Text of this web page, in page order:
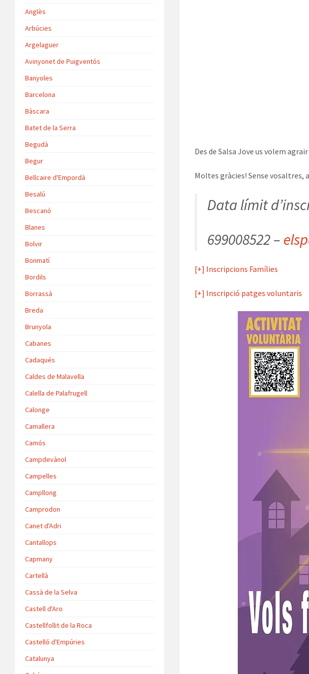
Des de Salsa Jove us volem
Moltes gràcies! Sense vosaltres,
Data límit
699008522 –
[+] Inscripcions Famílies
[+] Inscripció patges voluntaris
Anglès
Arbúcies
Argelaguer
Avinyonet de Puigventós
Banyoles
Barcelona
Bàscara
Batet de la Serra
Begudà
Begur
Bellcaire d'Empordà
Besalú
Bescanó
Blanes
Bolvir
Bonmatí
Bordils
Borrassà
Breda
Brunyola
Cabanes
Cadaqués
Caldes de Malavella
Calella de Palafrugell
Calonge
Camallera
Camós
Campdevànol
Campelles
Campllong
Camprodon
Canet d'Adri
Cantallops
Capmany
Cartellà
Cassà de la Selva
Castell d'Aro
Castellfollit de la Roca
Castelló d'Empúries
Catalunya